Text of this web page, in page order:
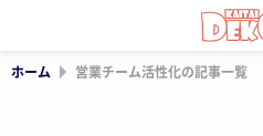
ホーム 営業チーム活性化の記事一覧